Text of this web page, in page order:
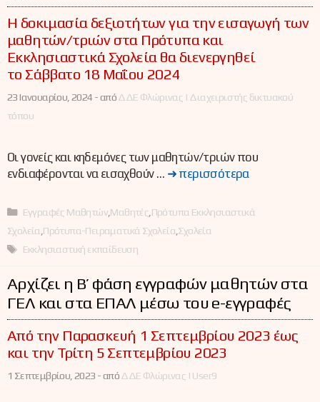
Η δοκιμασία δεξιοτήτων για την εισαγωγή των
μαθητών/τριών στα Πρότυπα και
Εκκλησιαστικά Σχολεία θα διενεργηθεί
το Σάββατο 18 Μαΐου 2024
23 Ιανουαρίου, 2024 -απόΔΔΕ Φλώρινας | Διαχειριστής δικτυακού
τόπου
Οι γονείς και κηδεμόνες των μαθητών/τριών που
ενδιαφέρονται να εισαχθούν … ➜ περισσότερα
Κατηγορίες
Εγγραφές Μαθητών Μαθητές Πρότυπα Εκκλησιαστικά
Σχολεία Πρότυπα-Πειραματικά Σχολεία Σχολεία
Ετικέτες
Εκκλησιαστική εκπαίδευση
Αρχίζει η Β’ φάση εγγραφών μαθητών στα
ΓΕΛ και στα ΕΠΑΛ μέσω του e-εγγραφές
Από την Παρασκευή 1 Σεπτεμβρίου 2023 έως
και την Τρίτη 5 Σεπτεμβρίου 2023
1 Σεπτεμβρίου, 2023 -απόΔΔΕ Φλώρινας | User9